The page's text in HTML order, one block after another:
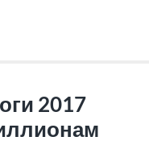
2017